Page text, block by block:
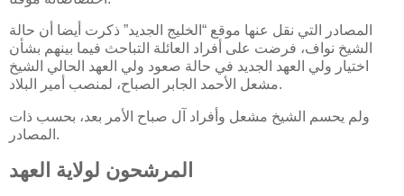
المصادر التي نقل عنها موقع “الخليج الجديد” ذكرت أيضا أن حالة
الشيخ نواف، فرضت على أفراد العائلة التباحث فيما بينهم بشأن
اختيار ولي العهد الجديد في حالة صعود ولي العهد الحالي الشيخ
مشعل الأحمد الجابر الصباح، لمنصب أمير البلاد.
ولم يحسم الشيخ مشعل وأفراد آل صباح الأمر بعد، بحسب ذات
المصادر.
المرشحون لولاية العهد